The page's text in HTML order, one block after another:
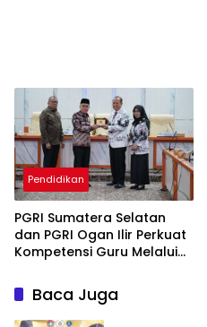
Pendidikan
PGRI Sumatera Selatan
dan PGRI Ogan Ilir Perkuat
Kompetensi Guru Melalui
IlmiahBaca Juga